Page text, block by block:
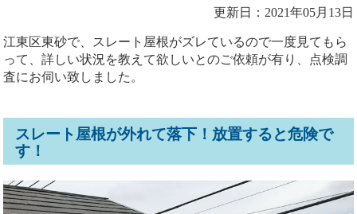
更新日：2021年05月13日
江東区東砂で、スレート屋根がズレているので一度見てもら
って、詳しい状況を教えて欲しいとのご依頼が有り、点検調
査にお伺い致しました。
スレート屋根が外れて落下！放置すると危険で
す！